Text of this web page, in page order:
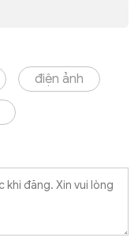
điện ảnh